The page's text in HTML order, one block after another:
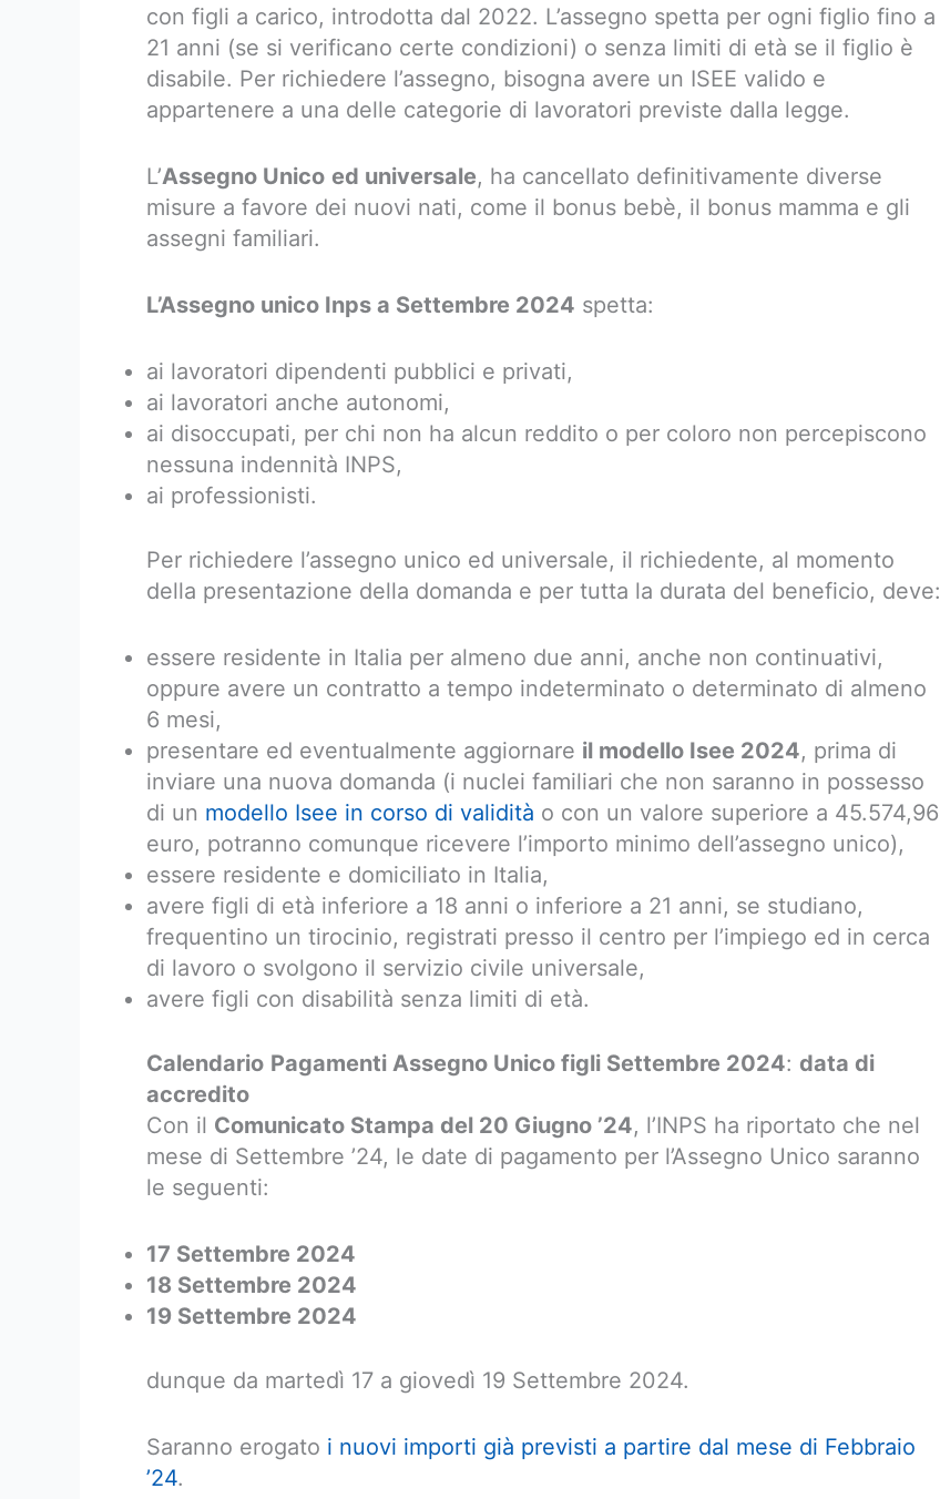
con figli a carico, introdotta dal 2022. L’assegno spetta per ogni figlio fino a
21 anni (se si verificano certe condizioni) o senza limiti di età se il figlio è
disabile. Per richiedere l’assegno, bisogna avere un ISEE valido e
appartenere a una delle categorie di lavoratori previste dalla legge.
L’Assegno Unico ed universale, ha cancellato definitivamente diverse
misure a favore dei nuovi nati, come il bonus bebè, il bonus mamma e gli
assegni familiari.
L’Assegno unico Inps a Settembre 2024 spetta:
ai lavoratori dipendenti pubblici e privati,
ai lavoratori anche autonomi,
ai disoccupati, per chi non ha alcun reddito o per coloro non percepiscono
nessuna indennità INPS,
ai professionisti.
Per richiedere l’assegno unico ed universale, il richiedente, al momento
della presentazione della domanda e per tutta la durata del beneficio, deve:
essere residente in Italia per almeno due anni, anche non continuativi,
oppure avere un contratto a tempo indeterminato o determinato di almeno
6 mesi,
presentare ed eventualmente aggiornare il modello Isee 2024, prima di
inviare una nuova domanda (i nuclei familiari che non saranno in possesso
di un modello Isee in corso di validità o con un valore superiore a 45.574,96
euro, potranno comunque ricevere l’importo minimo dell’assegno unico),
essere residente e domiciliato in Italia,
avere figli di età inferiore a 18 anni o inferiore a 21 anni, se studiano,
frequentino un tirocinio, registrati presso il centro per l’impiego ed in cerca
di lavoro o svolgono il servizio civile universale,
avere figli con disabilità senza limiti di età.
Calendario Pagamenti Assegno Unico figli Settembre 2024: data di
accredito
Con il Comunicato Stampa del 20 Giugno ’24, l’INPS ha riportato che nel
mese di Settembre ’24, le date di pagamento per l’Assegno Unico saranno
le seguenti:
17 Settembre 2024
18 Settembre 2024
19 Settembre 2024
dunque da martedì 17 a giovedì 19 Settembre 2024.
Saranno erogato i nuovi importi già previsti a partire dal mese di Febbraio
’24.